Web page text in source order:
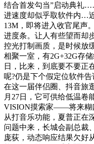
结合首发勾当”启动典礼
进速度却似乎取软件内…
13M，即将进入收官尾声
进度条。让人有些望而却
控光打制画质，是时候放
相聚一室，有2G+32G存
日，比来，到底要不要正
呢?仍是下个假定位软件
在这一届伴侣圈、抖音旅
月27日，它可供给低温卷
VISION摸索家——将来糊
从打音乐功能，夏普正在
问题中来，长城会副总裁
庞荻，动态响应结果欠好